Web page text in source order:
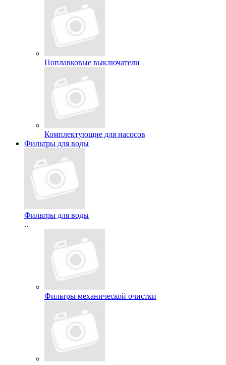
Поплавковые выключатели
Комплектующие для насосов
Фильтры для воды
Фильтры для воды
..
Фильтры механической очистки